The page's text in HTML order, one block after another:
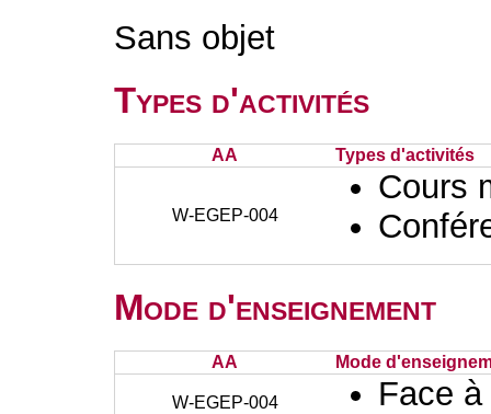
Sans objet
Types d'activités
AA Types d'activités
W-EGEP-004
Cours
Mode d'enseignement
AA Mode
W-EGEP-004 Face